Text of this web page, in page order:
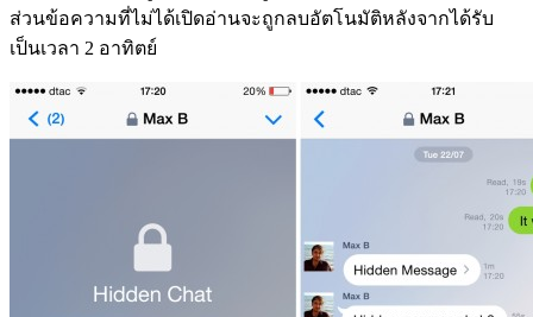
ส่วนข้อความที่ไม่ได้เปิดอ่านจะถูกลบอัตโนมัติหลังจากได้รับ
เป็นเวลา 2 อาทิตย์